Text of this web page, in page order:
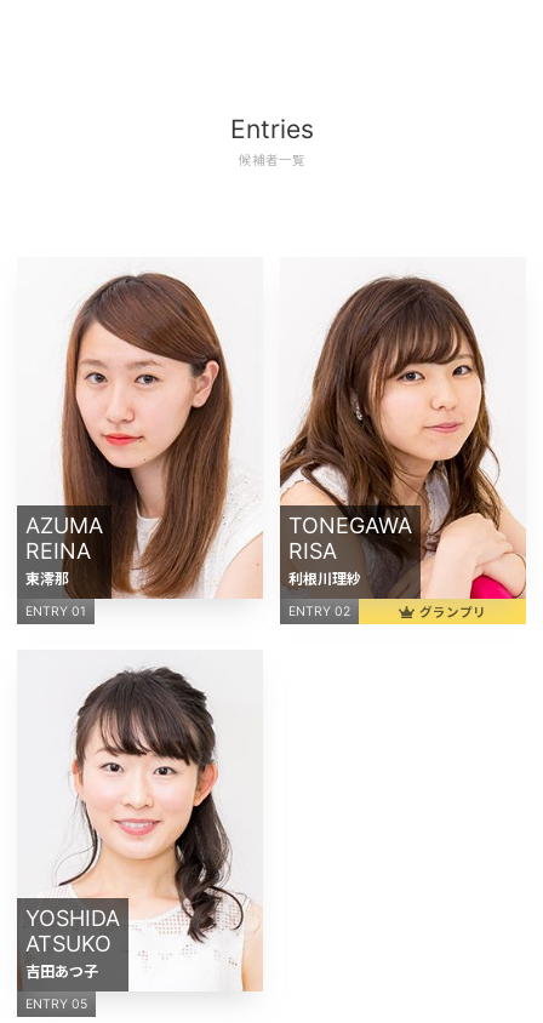
Entries
候補者一覧
AZUMA
REINA
東澪那
ENTRY 01
TONEGAWA
RISA
利根川理紗
ENTRY 02 グランプリ
YOSHIDA
ATSUKO
吉田あつ子
ENTRY 05